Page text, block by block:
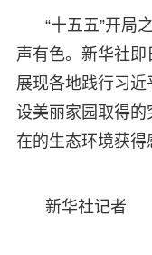
“十五五”开局
声有色。新华社即
展现各地践行习
设美丽家园取得
在的生态环境获得
新华社记者